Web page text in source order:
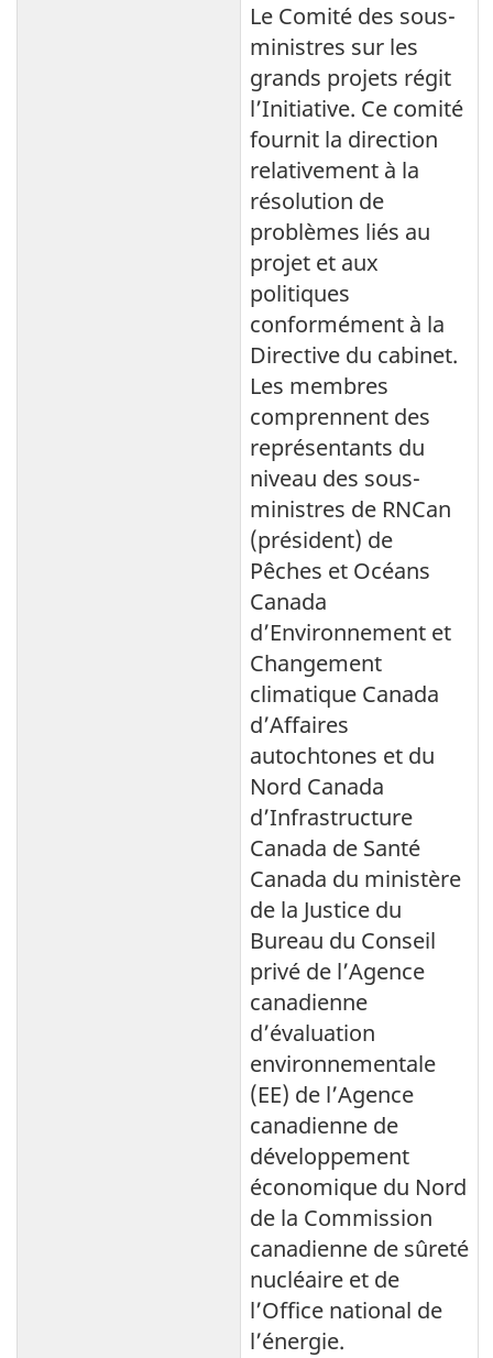
Le Comité des sous-
ministres sur les
grands projets régit
l’Initiative. Ce comité
fournit la direction
relativement à la
résolution de
problèmes liés au
projet et aux
politiques
conformément à la
Directive du cabinet.
Les membres
comprennent des
représentants du
niveau des sous-
ministres de RNCan
(président) de
Pêches et Océans
Canada
d’Environnement et
Changement
climatique Canada
d’Affaires
autochtones et du
Nord Canada
d’Infrastructure
Canada de Santé
Canada du ministère
de la Justice du
Bureau du Conseil
privé de l’Agence
canadienne
d’évaluation
environnementale
(EE) de l’Agence
canadienne de
développement
économique du Nord
de la Commission
canadienne de sûreté
nucléaire et de
l’Office national de
l’énergie.